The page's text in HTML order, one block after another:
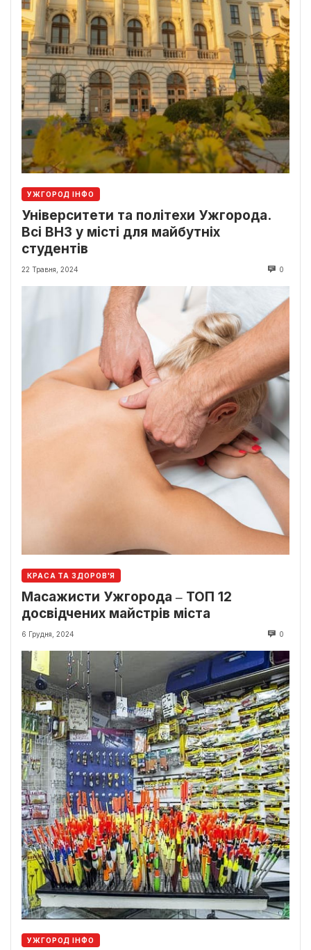
УЖГОРОД ІНФО
Університети та політехи Ужгорода.
Всі ВНЗ у місті для майбутніх
студентів
22 Травня, 2024 0
КРАСА ТА ЗДОРОВ'Я
Масажисти Ужгорода ‒ ТОП 12
досвідчених майстрів міста
6 Грудня, 2024 0
УЖГОРОД ІНФО